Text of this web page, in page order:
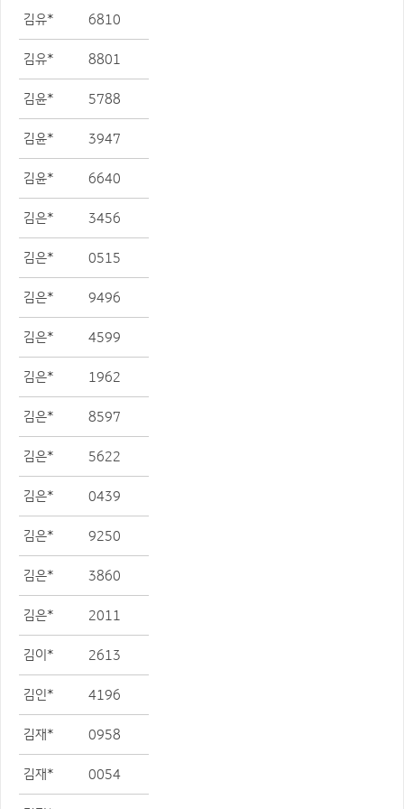
김유* 6810
김유* 8801
김윤* 5788
김윤* 3947
김윤* 6640
김은* 3456
김은* 0515
김은* 9496
김은* 4599
김은* 1962
김은* 8597
김은* 5622
김은* 0439
김은* 9250
김은* 3860
김은* 2011
김이* 2613
김인* 4196
김재* 0958
김재* 0054